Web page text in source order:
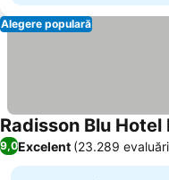
Alegere populară
Radisson Blu Hotel
9,0Excelent (23.289